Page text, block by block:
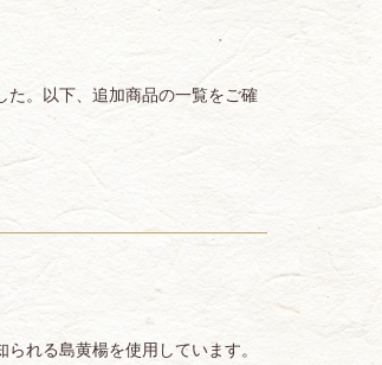
。以下、追加商品の一覧をご確
れる島黄楊を使用しています。